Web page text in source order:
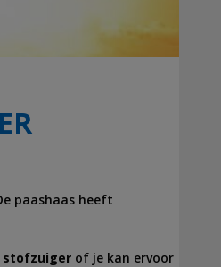
paashaas heeft
stofzuiger of je kan ervoor